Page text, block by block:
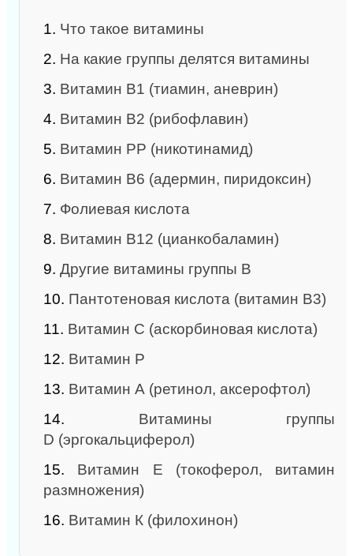
1. Что такое витамины
2. На какие группы делятся витамины
3. Витамин В1 (тиамин, аневрин)
4. Витамин В2 (рибофлавин)
5. Витамин РР (никотинамид)
6. Витамин B6 (адермин, пиридоксин)
7. Фолиевая кислота
8. Витамин В12 (цианкобаламин)
9. Другие витамины группы В
10. Пантотеновая кислота (витамин В3)
11. Витамин С (аскорбиновая кислота)
12. Витамин Р
13. Витамин А (ретинол, аксерофтол)
14. Витамины группы
D (эргокальциферол)
15. Витамин Е (токоферол, витамин
размножения)
16. Витамин К (филохинон)